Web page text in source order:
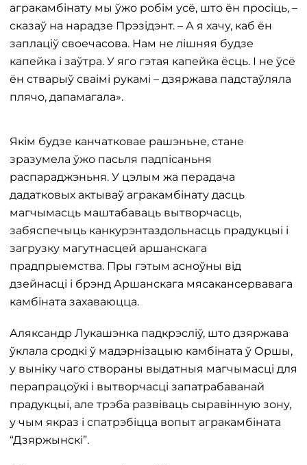
агракамбінату мы ўжо робім усё, што ён просіць, –
сказаў на нарадзе Прэзідэнт. – А я хачу, каб ён
заплаціў своечасова. Нам не лішняя будзе
капейка і заўтра. У яго гэтая капейка ёсць. І не ўсё
ён стварыў сваімі рукамі – дзяржава падстаўляла
плячо, дапамагала».
Якім будзе канчатковае рашэньне, стане
зразумела ўжо пасьля падпісаньня
распараджэньня. У цэлым жа перадача
дадатковых актываў агракамбінату дасць
магчымасць маштабаваць вытворчасць,
забяспечыць канкурэнтаздольнасць прадукцыі і
загрузку магутнасцей аршанскага
прадпрыемства. Пры гэтым асноўны від
дзейнасці і брэнд Аршанскага мясакансервавага
камбіната захаваюцца.
Аляксандр Лукашэнка падкрэсліў, што дзяржава
ўклала сродкі ў мадэрнізацыю камбіната ў Оршы,
у выніку чаго створаны выдатныя магчымасці для
перапрацоўкі і вытворчасці запатрабаванай
прадукцыі, але трэба развіваць сыравінную зону,
у чым якраз і спатрэбіцца вопыт агракамбіната
“Дзяржынскі”.